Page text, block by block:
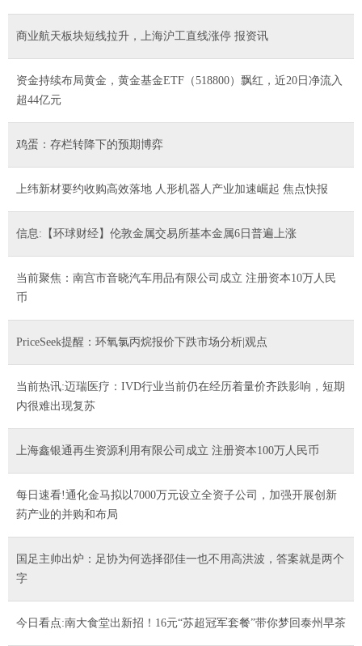
商业航天板块短线拉升，上海沪工直线涨停 报资讯
资金持续布局黄金，黄金基金ETF（518800）飘红，近20日净流入
超44亿元
鸡蛋：存栏转降下的预期博弈
上纬新材要约收购高效落地 人形机器人产业加速崛起 焦点快报
信息:【环球财经】伦敦金属交易所基本金属6日普遍上涨
当前聚焦：南宫市音晓汽车用品有限公司成立 注册资本10万人民
币
PriceSeek提醒：环氧氯丙烷报价下跌市场分析|观点
当前热讯:迈瑞医疗：IVD行业当前仍在经历着量价齐跌影响，短期
内很难出现复苏
上海鑫银通再生资源利用有限公司成立 注册资本100万人民币
每日速看!通化金马拟以7000万元设立全资子公司，加强开展创新
药产业的并购和布局
国足主帅出炉：足协为何选择邵佳一也不用高洪波，答案就是两个
字
今日看点:南大食堂出新招！16元“苏超冠军套餐”带你梦回泰州早茶